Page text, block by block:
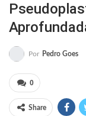
Por Pedro Goes
0
Share